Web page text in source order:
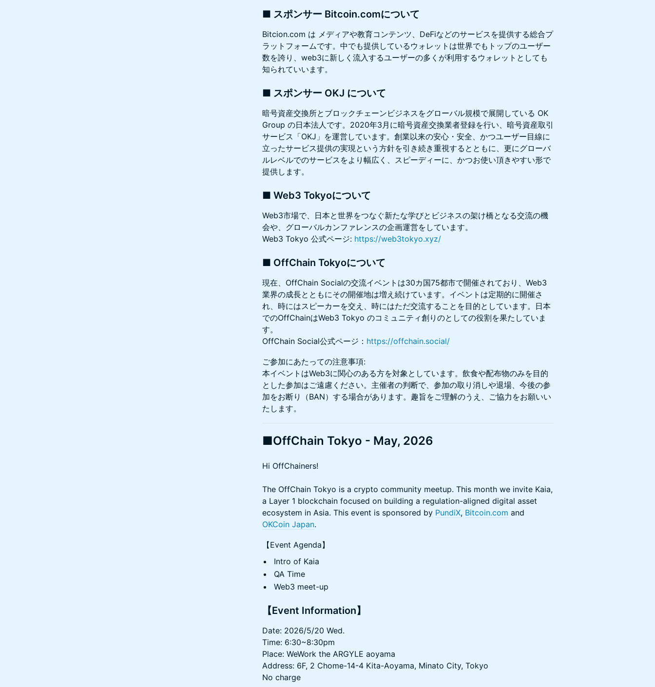
■ スポンサー Bitcoin.comについて
Bitcion.com は メディアや教育コンテンツ、DeFiなどのサービスを提供する総合プ
ラットフォームです。中でも提供しているウォレットは世界でもトップのユーザー
数を誇り、web3に新しく流入するユーザーの多くが利用するウォレットとしても
知られていいます。
■ スポンサー OKJ について
暗号資産交換所とブロックチェーンビジネスをグローバル規模で展開している OK
Group の日本法人です。2020年3月に暗号資産交換業者登録を行い、暗号資産取引
サービス「OKJ」を運営しています。創業以来の安心・安全、かつユーザー目線に
立ったサービス提供の実現という方針を引き続き重視するとともに、更にグローバ
ルレベルでのサービスをより幅広く、スピーディーに、かつお使い頂きやすい形で
提供します。
■ Web3 Tokyoについて
Web3市場で、日本と世界をつなぐ新たな学びとビジネスの架け橋となる交流の機
会や、グローバルカンファレンスの企画運営をしています。
Web3 Tokyo 公式ページ: https://web3tokyo.xyz/
■ OffChain Tokyoについて
現在、OffChain Socialの交流イベントは30カ国75都市で開催されており、Web3
業界の成長とともにその開催地は増え続けています。イベントは定期的に開催さ
れ、時にはスピーカーを交え、時にはただ交流することを目的としています。日本
でのOffChainはWeb3 Tokyo のコミュニティ創りのとしての役割を果たしていま
す。
OffChain Social公式ページ： https://offchain.social/
ご参加にあたっての注意事項:
本イベントはWeb3に関心のある方を対象としています。飲食や配布物のみを目的
とした参加はご遠慮ください。主催者の判断で、参加の取り消しや退場、今後の参
加をお断り（BAN）する場合があります。趣旨をご理解のうえ、ご協力をお願いい
たします。
■OffChain Tokyo - May, 2026
Hi OffChainers!
The OffChain Tokyo is a crypto community meetup. This month we invite Kaia,
a Layer 1 blockchain focused on building a regulation-aligned digital asset
ecosystem in Asia. This event is sponsored by PundiX, Bitcoin.com and
OKCoin Japan.
【Event Agenda】
Intro of Kaia
QA Time
Web3 meet-up
【Event Information】
Date: 2026/5/20 Wed.
Time: 6:30~8:30pm
Place: WeWork the ARGYLE aoyama
Address: 6F, 2 Chome-14-4 Kita-Aoyama, Minato City, Tokyo
No charge